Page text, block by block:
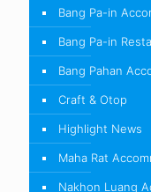
Bang Pa-in
Bang Pa-in
Bang Pahan
Craft & Otop
Highlight News
Maha Rat
Nakhon Luang